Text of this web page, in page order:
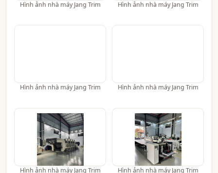
Hình ảnh nhà máy Jang Trim Hình ảnh nhà máy Jang Trim
Hình ảnh nhà máy Jang Trim Hình ảnh nhà máy Jang Trim
Hình ảnh nhà máy Jang Trim Hình ảnh nhà máy Jang Trim